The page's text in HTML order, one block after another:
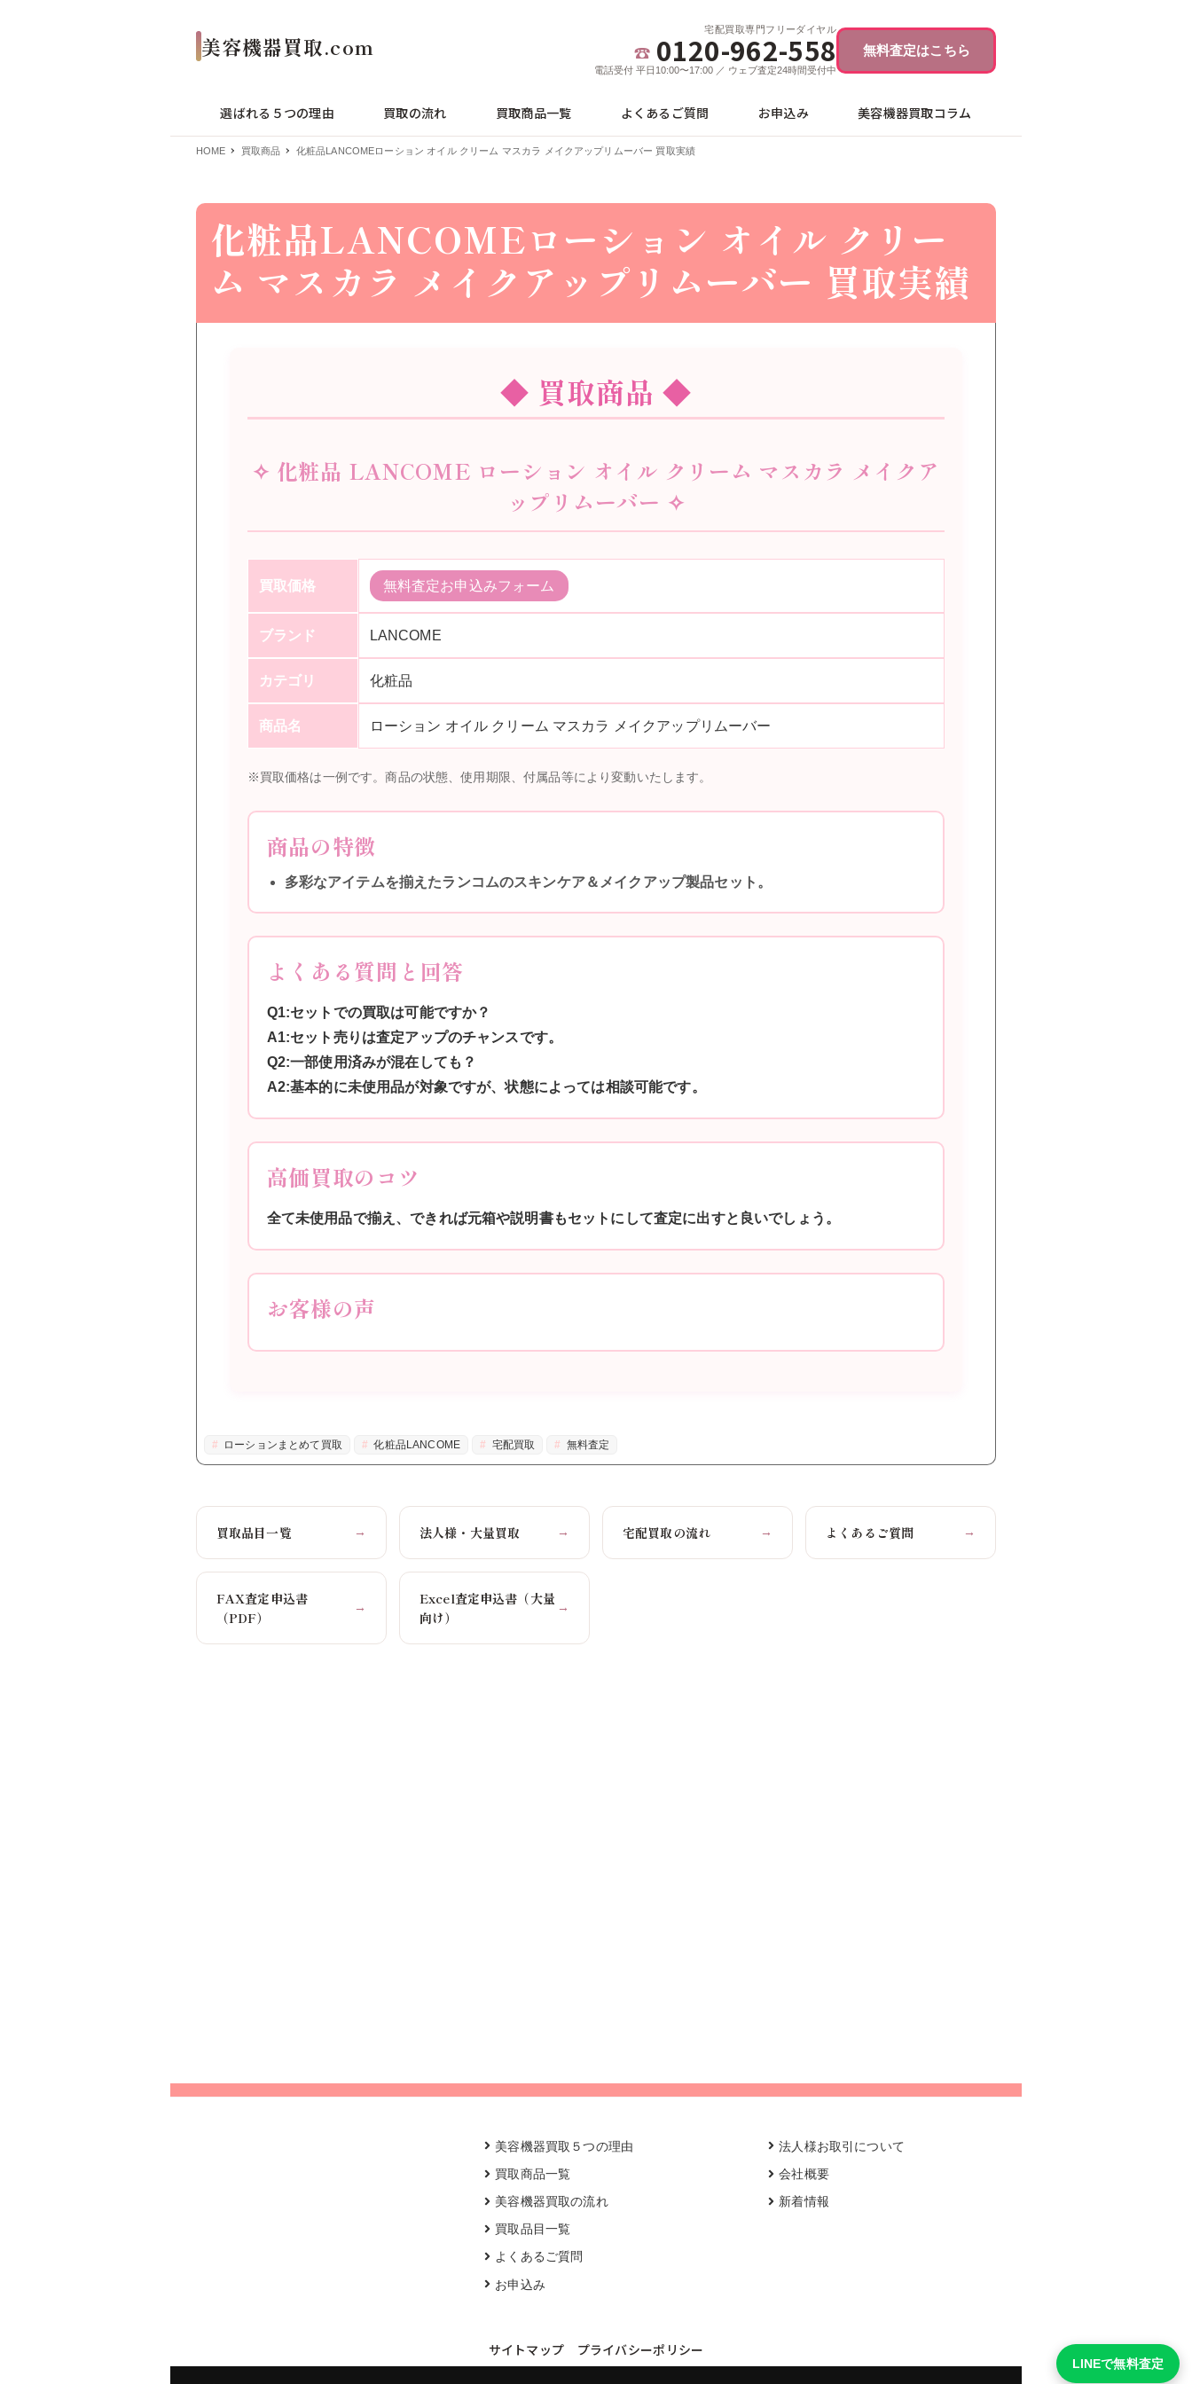
宅配買取専門フリーダイヤル
0120-962-558
電話受付 平日10:00〜17:00 ／ ウェブ査定24時間受付中
無料査定はこちら
選ばれる５つの理由 買取の流れ 買取商品一覧 よくあるご質問 お申込み 美容機器買取コラム
HOME 買取商品 化粧品LANCOMEローション オイル クリーム マスカラ メイクアップリムーバー 買取実績
化粧品LANCOMEローション オイル クリー
ム マスカラ メイクアップリムーバー 買取実績
◆ 買取商品 ◆
✧ 化粧品 LANCOME ローション オイル クリーム マスカラ メイクア
ップリムーバー ✧
買取価格 無料査定お申込みフォーム
ブランド LANCOME
カテゴリ 化粧品
商品名 ローション オイル クリーム マスカラ メイクアップリムーバー
※買取価格は一例です。商品の状態、使用期限、付属品等により変動いたします。
商品の特徴
多彩なアイテムを揃えたランコムのスキンケア＆メイクアップ製品セット。
よくある質問と回答
Q1:セットでの買取は可能ですか？
A1:セット売りは査定アップのチャンスです。
Q2:一部使用済みが混在しても？
A2:基本的に未使用品が対象ですが、状態によっては相談可能です。
高価買取のコツ
全て未使用品で揃え、できれば元箱や説明書もセットにして査定に出すと良いでしょう。
お客様の声
ローションまとめて買取 化粧品LANCOME 宅配買取 無料査定
買取品目一覧 → 法人様・大量買取 → 宅配買取の流れ → よくあるご質問 →
FAX査定申込書
（PDF）
→
Excel査定申込書（大量
向け）
→
美容機器買取５つの理由
買取商品一覧
美容機器買取の流れ
買取品目一覧
よくあるご質問
お申込み
法人様お取引について
会社概要
新着情報
サイトマップ プライバシーポリシー
LINEで無料査定